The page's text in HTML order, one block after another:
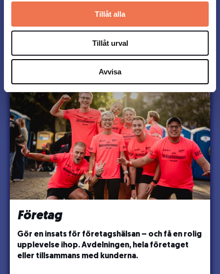
Tillåt alla
Tillåt urval
Avvisa
ANMÄL DIG HÄR
Företag
Gör en insats för företagshälsan – och få en rolig
upplevelse ihop. Avdelningen, hela företaget
eller tillsammans med kunderna.